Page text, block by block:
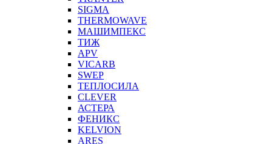
SIGMA
THERMOWAVE
МАШИМПЕКС
ТИЖ
APV
VICARB
SWEP
ТЕПЛОСИЛА
CLEVER
АСТЕРА
ФЕНИКС
KELVION
ARES